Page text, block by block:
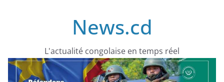
News.cd
L'actualité congolaise en temps réel